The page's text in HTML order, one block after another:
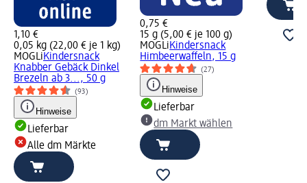
1,10 €
0,05 kg (22,00 € je 1 kg)
MOGLiKindersnack
Knabber Gebäck Dinkel
Brezeln ab 3..., 50 g
(93)
Hinweise
Lieferbar
Alle dm Märkte
0,75 €
15 g (5,00 € je 100 g)
MOGLiKindersnack
Himbeerwaffeln, 15 g
(27)
Hinweise
Lieferbar
dm Markt wählen